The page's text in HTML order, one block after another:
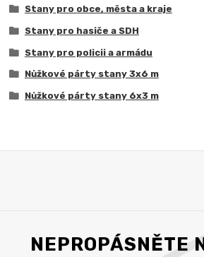
Stany pro obce, města a kraje
Stany pro hasiče a SDH
Stany pro policii a armádu
Nůžkové párty stany 3x6 m
Nůžkové párty stany 6x3 m
NEPROPÁSNĚTE